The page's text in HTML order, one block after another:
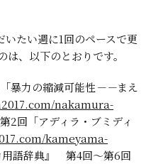
たい週に1回のペースで更
は、以下のとおりです。
暴力の縮減可能性－－まえ
nakamura-
回「アディラ・ブミディ
kameyama-
語辞典』 第4回〜第6回